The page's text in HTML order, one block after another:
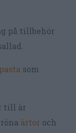
på tillbehör
pasta som
till är
ärtor och